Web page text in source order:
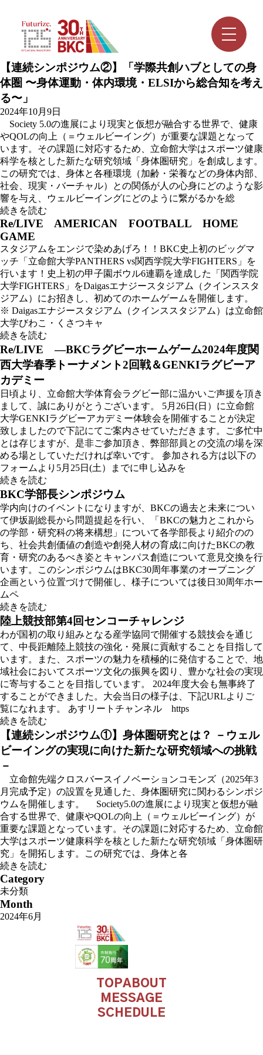
【連続シンポジウム②】「学際共創ハブとしての身
体圏 〜身体運動・体内環境・ELSIから総合知を考え
る〜」
2024年10月9日
Society 5.0の進展により現実と仮想が融合する世界で、健康
やQOLの向上（＝ウェルビーイング）が重要な課題となって
います。その課題に対応するため、立命館大学はスポーツ健康
科学を核とした新たな研究領域「身体圏研究」を創成します。
この研究では、身体と各種環境（加齢・栄養などの身体内部、
社会、現実・バーチャル）との関係が人の心身にどのような影
響を与え、ウェルビーイングにどのように繋がるかを総
続きを読む
Re/LIVE AMERICAN FOOTBALL HOME
GAME
スタジアムをエンジで染めあげろ！！BKC史上初のビッグマ
ッチ「立命館大学PANTHERS vs関西学院大学FIGHTERS」を
行います！史上初の甲子園ボウル6連覇を達成した「関西学院
大学FIGHTERS」をDaigasエナジースタジアム（クインススタ
ジアム）にお招きし、初めてのホームゲームを開催します。
※ Daigasエナジースタジアム（クインススタジアム）は立命館
大学びわこ・くさつキャ
続きを読む
Re/LIVE ―BKCラグビーホームゲーム2024年度関
西大学春季トーナメント2回戦＆GENKIラグビーア
カデミー
日頃より、立命館大学体育会ラグビー部に温かいご声援を頂き
まして、誠にありがとうございます。 5月26日(日）に立命館
大学GENKIラグビーアカデミー体験会を開催することが決定
致しましたので下記にてご案内させていただきます。ご多忙中
とは存じますが、是非ご参加頂き、弊部部員との交流の場を深
める場としていただければ幸いです。 参加される方は以下の
フォームより5月25日(土）までに申し込みを
続きを読む
BKC学部長シンポジウム
学内向けのイベントになりますが、BKCの過去と未来につい
て伊坂副総長から問題提起を行い、「BKCの魅力とこれから
の学部・研究科の将来構想」について各学部長より紹介のの
ち、社会共創価値の創造や創発人材の育成に向けたBKCの教
育・研究のあるべき姿とキャンパス創造について意見交換を行
います。このシンポジウムはBKC30周年事業のオープニング
企画という位置づけで開催し、様子については後日30周年ホー
ムペ
続きを読む
陸上競技部第4回センコーチャレンジ
わが国初の取り組みとなる産学協同で開催する競技会を通じ
て、中長距離陸上競技の強化・発展に貢献することを目指して
います。また、スポーツの魅力を積極的に発信することで、地
域社会においてスポーツ文化の振興を図り、豊かな社会の実現
に寄与することを目指しています。 2024年度大会も無事終了
することができました。大会当日の様子は、下記URLよりご
覧になれます。 あすリートチャンネル https
続きを読む
【連続シンポジウム①】身体圏研究とは？ －ウェル
ビーイングの実現に向けた新たな研究領域への挑戦
－
立命館先端クロスバースイノベーションコモンズ（2025年3
月完成予定）の設置を見通した、身体圏研究に関わるシンポジ
ウムを開催します。 Society5.0の進展により現実と仮想が融
合する世界で、健康やQOLの向上（＝ウェルビーイング）が
重要な課題となっています。その課題に対応するため、立命館
大学はスポーツ健康科学を核とした新たな研究領域「身体圏研
究」を開拓します。この研究では、身体と各
続きを読む
Category
未分類
Month
2024年6月
TOPABOUT
MESSAGE
SCHEDULE